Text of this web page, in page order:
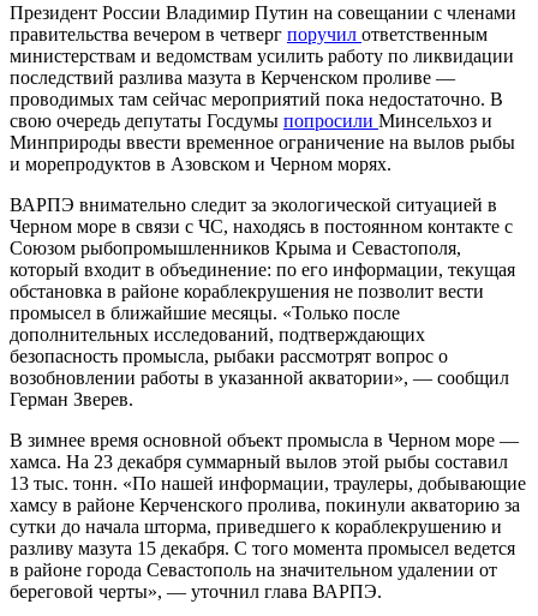
Президент России Владимир Путин на совещании с членами
правительства вечером в четверг поручил ответственным
министерствам и ведомствам усилить работу по ликвидации
последствий разлива мазута в Керченском проливе —
проводимых там сейчас мероприятий пока недостаточно. В
свою очередь депутаты Госдумы попросили Минсельхоз и
Минприроды ввести временное ограничение на вылов рыбы
и морепродуктов в Азовском и Черном морях.
ВАРПЭ внимательно следит за экологической ситуацией в
Черном море в связи с ЧС, находясь в постоянном контакте с
Союзом рыбопромышленников Крыма и Севастополя,
который входит в объединение: по его информации, текущая
обстановка в районе кораблекрушения не позволит вести
промысел в ближайшие месяцы. «Только после
дополнительных исследований, подтверждающих
безопасность промысла, рыбаки рассмотрят вопрос о
возобновлении работы в указанной акватории», — сообщил
Герман Зверев.
В зимнее время основной объект промысла в Черном море —
хамса. На 23 декабря суммарный вылов этой рыбы составил
13 тыс. тонн. «По нашей информации, траулеры, добывающие
хамсу в районе Керченского пролива, покинули акваторию за
сутки до начала шторма, приведшего к кораблекрушению и
разливу мазута 15 декабря. С того момента промысел ведется
в районе города Севастополь на значительном удалении от
береговой черты», — уточнил глава ВАРПЭ.